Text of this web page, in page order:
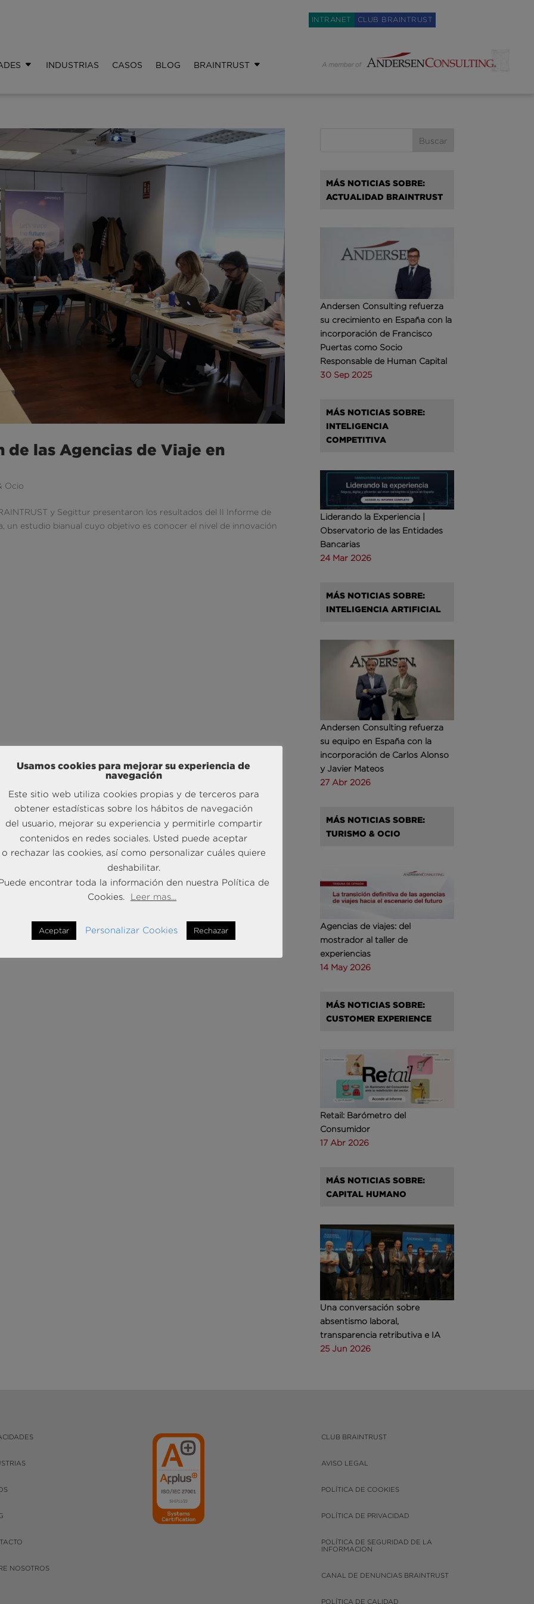
INTRANET CLUB BRAINTRUST
INDUSTRIAS CASOS BLOG BRAINTRUST
las Agencias de Viaje en
Ocio
y Segittur presentaron los resultados del II Informe de
un estudio bianual cuyo objetivo es conocer el nivel de innovación
MÁS NOTICIAS SOBRE:
ACTUALIDAD BRAINTRUST
Andersen Consulting refuerza
su crecimiento en España con la
incorporación de Francisco
Puertas como Socio
Responsable de Human Capital
30 Sep 2025
MÁS NOTICIAS SOBRE:
INTELIGENCIA
COMPETITIVA
Liderando la Experiencia |
Observatorio de las Entidades
Bancarias
24 Mar 2026
MÁS NOTICIAS SOBRE:
INTELIGENCIA ARTIFICIAL
Andersen Consulting refuerza
su equipo en España con la
incorporación de Carlos Alonso
y Javier Mateos
27 Abr 2026
MÁS NOTICIAS SOBRE:
TURISMO & OCIO
Agencias de viajes: del
mostrador al taller de
experiencias
14 May 2026
MÁS NOTICIAS SOBRE:
CUSTOMER EXPERIENCE
Retail: Barómetro del
Consumidor
17 Abr 2026
MÁS NOTICIAS SOBRE:
CAPITAL HUMANO
Una conversación sobre
absentismo laboral,
transparencia retributiva e IA
25 Jun 2026
NOSOTROS
CLUB BRAINTRUST
AVISO LEGAL
POLÍTICA DE COOKIES
POLÍTICA DE PRIVACIDAD
POLÍTICA DE SEGURIDAD DE LA
INFORMACION
CANAL DE DENUNCIAS BRAINTRUST
POLÍTICA DE CALIDAD
Usamos cookies para mejorar su experiencia de
navegación
Este sitio web utiliza cookies propias y de terceros para
obtener estadísticas sobre los hábitos de navegación
del usuario, mejorar su experiencia y permitirle compartir
contenidos en redes sociales. Usted puede aceptar
o rechazar las cookies, así como personalizar cuáles quiere
deshabilitar.
encontrar toda la información den nuestra Política de
Cookies.
Leer mas...
Aceptar Personalizar Cookies Rechazar